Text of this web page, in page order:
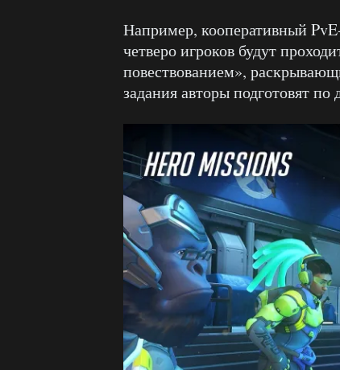
Например, кооперативный
четверо игроков будут
повествованием»,
задания авторы подготовят